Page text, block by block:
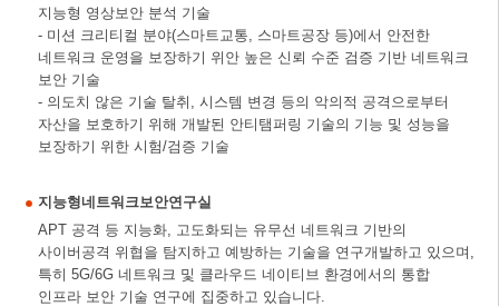
지능형 영상보안 분석 기술
- 미션 크리티컬 분야(스마트교통, 스마트공장 등)에서 안전한
네트워크 운영을 보장하기 위안 높은 신뢰 수준 검증 기반 네트워크
보안 기술
- 의도치 않은 기술 탈취, 시스템 변경 등의 악의적 공격으로부터
자산을 보호하기 위해 개발된 안티탬퍼링 기술의 기능 및 성능을
보장하기 위한 시험/검증 기술
지능형네트워크보안연구실
APT 공격 등 지능화, 고도화되는 유무선 네트워크 기반의
사이버공격 위협을 탐지하고 예방하는 기술을 연구개발하고 있으며,
특히 5G/6G 네트워크 및 클라우드 네이티브 환경에서의 통합
인프라 보안 기술 연구에 집중하고 있습니다.